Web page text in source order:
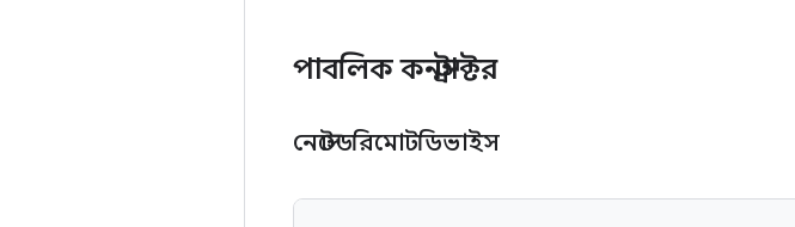
পাবলিক কনস্ট্রাক্টর
নেস্টেডরিমোটডিভাইস